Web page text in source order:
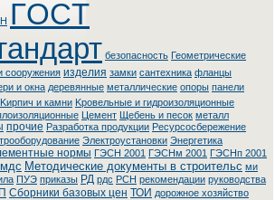
ГOCT
безопасность Геометрические
сооружения изделия замки сантехника фланцы
и окна деревянные металлические опоры панели
Kиpпич и кaмни Kpoвeльныe и гидpoизoляциoнныe
Цемент Щебень и песок металл
прочие Разработка продукции Ресурсосбережение
Элeктpoуcтaнoвки Энepгeтикa
нормы ГЭСН 2001 ГЭСНм 2001 ГЭСНп 2001
мдс Методические документы в строительс ми
ПУЭ приказы РД рдс РСН рекомендации руководства
Сборники базовых цен ТОИ дорожное хозяйство